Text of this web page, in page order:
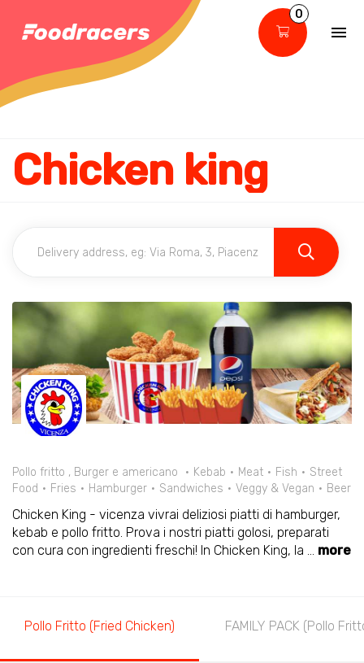
0
Chicken king
Pollo fritto , Burger e americano Kebab Meat Fish
Street
Food
Fries Hamburger Sandwiches Veggy & Vegan Beer
Chicken King - vicenza vivrai deliziosi piatti di hamburger,
kebab e pollo fritto. Prova i nostri piatti golosi, preparati
con cura con ingredienti freschi! In Chicken King, la ... more
Pollo Fritto (Fried Chicken) FAMILY PACK (Pollo